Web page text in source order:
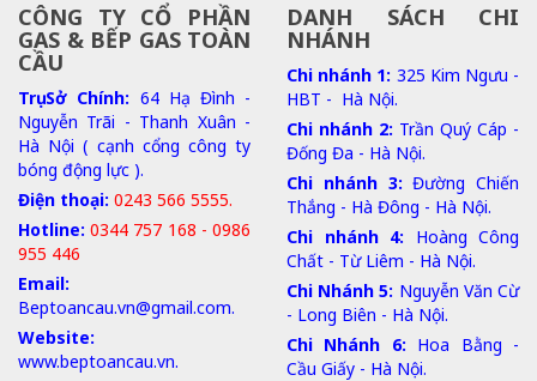
CÔNG TY CỔ PHẦN
GAS & BẾP GAS TOÀN
CẦU
Trụ Sở Chính: 64 Hạ Đình -
Nguyễn Trãi - Thanh Xuân -
Hà Nội ( cạnh cổng công ty
bóng động lực ).
Điện thoại: 0243 566 5555.
Hotline: 0344 757 168 - 0986
955 446
Email:
Beptoancau.vn@gmail.com.
Website:
www.beptoancau.vn.
DANH SÁCH CHI
NHÁNH
Chi nhánh 1: 325 Kim Ngưu -
HBT - Hà Nội.
Chi nhánh 2: Trần Quý Cáp -
Đống Đa - Hà Nội.
Chi nhánh 3: Đường Chiến
Thắng - Hà Đông - Hà Nội.
Chi nhánh 4:
Hoàng Công
Chất - Từ Liêm - Hà Nội.
Chi Nhánh 5: Nguyễn Văn Cừ
- Long Biên - Hà Nội.
Chi Nhánh 6: Hoa Bằng -
Cầu Giấy - Hà Nội.